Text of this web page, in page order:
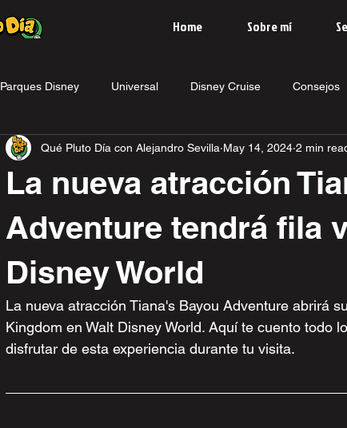
Home Sobre mí
Parques Disney Universal Disney Cruise Consejos
Promociones
La nueva atracción
Adventure tendrá fila
Disney World
Qué Pluto Día con Alejandro Sevilla May 14, 2024 2 min
La nueva atracción Tiana's Bayou Adventure abrirá
Kingdom en Walt Disney World. Aquí te cuento todo
disfrutar de esta experiencia durante tu visita.